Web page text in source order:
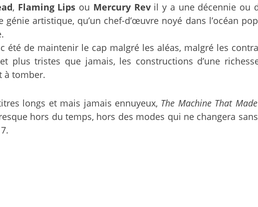
, Flaming Lips ou Mercury Revil y a une décennie ou
génie artistique, qu’un chef-d’œuvre noyé dans l’océan
été de maintenir le cap malgré les aléas, malgré les
plus tristes que jamais, les constructions d’une
à tomber.
longs et mais jamais ennuyeux, The Machine That
hors du temps, hors des modes qui ne changera